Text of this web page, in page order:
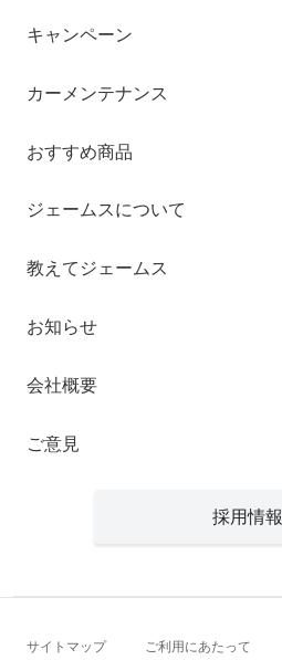
キャンペーン
カーメンテナンス
おすすめ商品
ジェームスについて
教えてジェームス
お知らせ
会社概要
ご意見
採用情報
サイトマップ ご利用にあたって